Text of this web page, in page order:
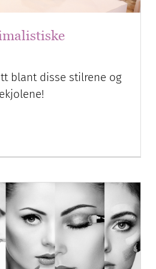
blant disse stilrene og